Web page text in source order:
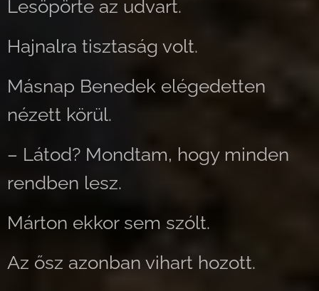
Lesöpörte az udvart.
Hajnalra tisztaság volt.
Másnap Benedek elégedetten
nézett körül.
– Látod? Mondtam, hogy minden
rendben lesz.
Márton ekkor sem szólt.
Az ősz azonban vihart hozott.